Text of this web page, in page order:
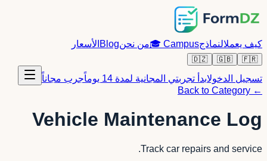
كيف يعملالنماذجCampus
🎓من نحنBlog الأسعار
🇫🇷
🇬🇧
🇩🇿
تسجيل الدخولابدأ تجربتي المجانية لمدة 14 يوماً
جرب مجاناً
← Back to Category
Vehicle Maintenance Log
Track car repairs and service.